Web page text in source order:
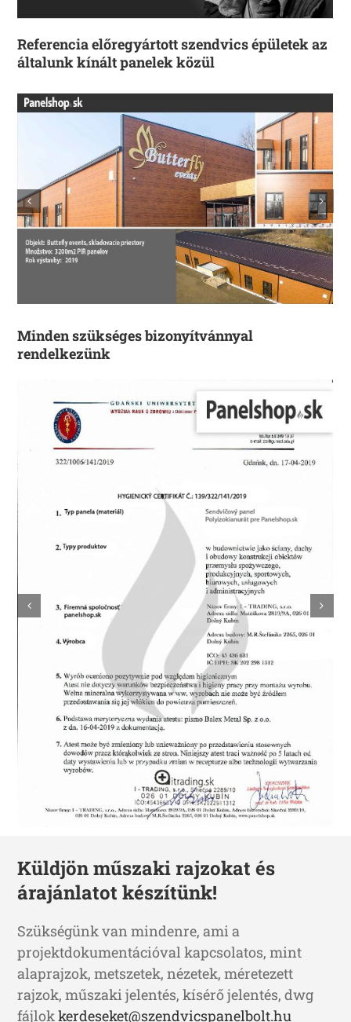
Referencia előregyártott szendvics épületek az
általunk kínált panelek közül
Minden szükséges bizonyítvánnyal
rendelkezünk
Küldjön műszaki rajzokat és
árajánlatot készítünk!
Szükségünk van mindenre, ami a
projektdokumentációval kapcsolatos, mint
alaprajzok, metszetek, nézetek, méretezett
rajzok, műszaki jelentés, kísérő jelentés, dwg
fájlokkerdeseket@szendvicspanelbolt.hu